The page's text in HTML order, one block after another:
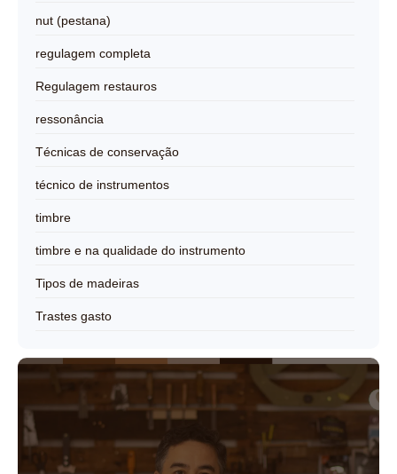
nut (pestana)
regulagem completa
Regulagem restauros
ressonância
Técnicas de conservação
técnico de instrumentos
timbre
timbre e na qualidade do instrumento
Tipos de madeiras
Trastes gasto